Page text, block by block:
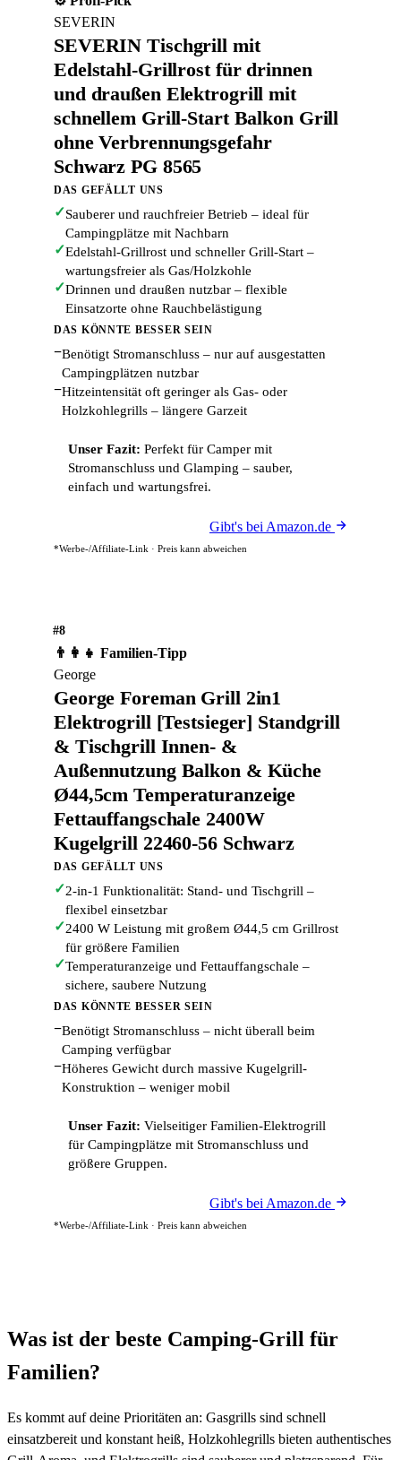
SEVERIN
SEVERIN Tischgrill mit
Edelstahl-Grillrost für drinnen
und draußen Elektrogrill mit
schnellem Grill-Start Balkon Grill
ohne Verbrennungsgefahr
Schwarz PG 8565
DAS GEFÄLLT UNS
✓Sauberer und rauchfreier Betrieb – ideal für
Campingplätze mit Nachbarn
✓Edelstahl-Grillrost und schneller Grill-Start –
wartungsfreier als Gas/Holzkohle
✓Drinnen und draußen nutzbar – flexible
Einsatzorte ohne Rauchbelästigung
DAS KÖNNTE BESSER SEIN
−Benötigt Stromanschluss – nur auf ausgestatten
Campingplätzen nutzbar
−Hitzeintensität oft geringer als Gas- oder
Holzkohlegrills – längere Garzeit
Unser Fazit: Perfekt für Camper mit
Stromanschluss und Glamping – sauber,
einfach und wartungsfrei.
Gibt's bei Amazon.de
*Werbe-/Affiliate-Link · Preis kann abweichen
#8
👨‍👩‍👧 Familien-Tipp
George
George Foreman Grill 2in1
Elektrogrill [Testsieger] Standgrill
& Tischgrill Innen- &
Außennutzung Balkon & Küche
Ø44,5cm Temperaturanzeige
Fettauffangschale 2400W
Kugelgrill 22460-56 Schwarz
DAS GEFÄLLT UNS
✓2-in-1 Funktionalität: Stand- und Tischgrill –
flexibel einsetzbar
✓2400 W Leistung mit großem Ø44,5 cm Grillrost
für größere Familien
✓Temperaturanzeige und Fettauffangschale –
sichere, saubere Nutzung
DAS KÖNNTE BESSER SEIN
−Benötigt Stromanschluss – nicht überall beim
Camping verfügbar
−Höheres Gewicht durch massive Kugelgrill-
Konstruktion – weniger mobil
Unser Fazit: Vielseitiger Familien-Elektrogrill
für Campingplätze mit Stromanschluss und
größere Gruppen.
Gibt's bei Amazon.de
*Werbe-/Affiliate-Link · Preis kann abweichen
Was ist der beste Camping-Grill für
Familien?
Es kommt auf deine Prioritäten an: Gasgrills sind schnell
einsatzbereit und konstant heiß, Holzkohlegrills bieten authentisches